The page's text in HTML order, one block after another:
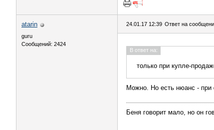
atarin
guru
Сообщений: 2424
24.01.17 12:39 Ответ на
В ответ на:
только при купле-
Можно. Но есть нюанс -
Беня говорит мало, но он